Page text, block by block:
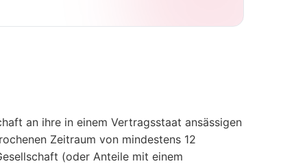
an ihre in einem Vertragsstaat ansässigen
Zeitraum von mindestens 12
(oder Anteile mit einem